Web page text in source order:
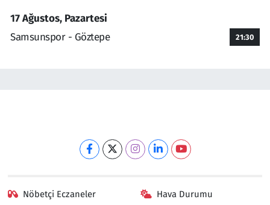
17 Ağustos, Pazartesi
Samsunspor - Göztepe
21:30
Nöbetçi Eczaneler Hava Durumu